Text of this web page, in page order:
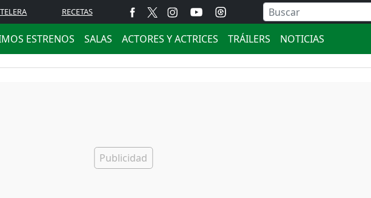
RECETAS
ESTRENOS SALAS ACTORES Y ACTRICES TRÁILERS NOTICIAS